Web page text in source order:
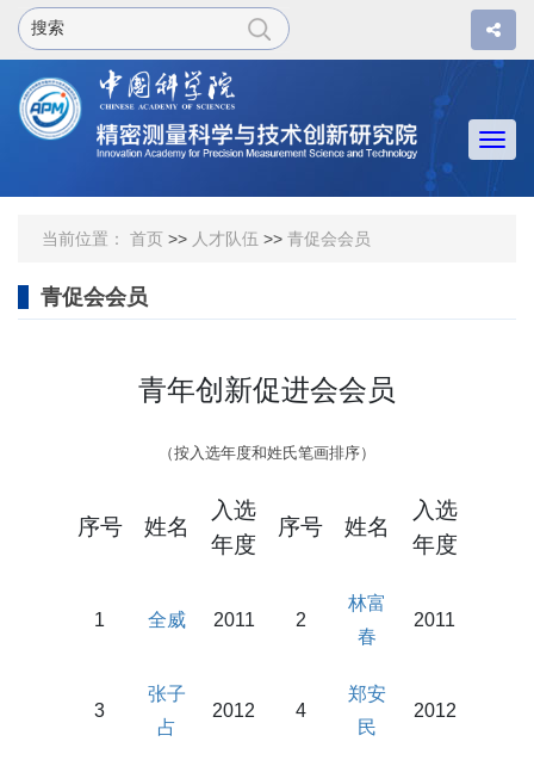
当前位置： 首页 >> 人才队伍 >> 青促会会员
青促会会员
青年创新促进会会员
（按入选年度和姓氏笔画排序）
序号 姓名
入选
年度
序号 姓名
入选
年度
1 全威 2011 2
林富
春
2011
3
张子
占
2012 4
郑安
民
2012